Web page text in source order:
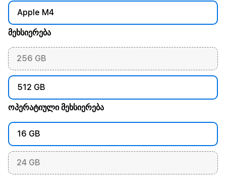
Apple M4
მეხსიერება
256 GB
512 GB
ოპერატიული მეხსიერება
16 GB
24 GB